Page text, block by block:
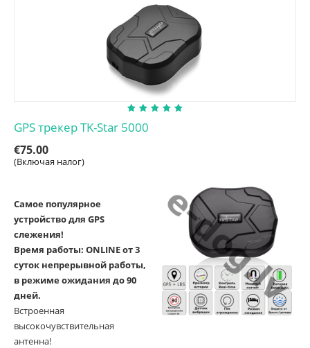
GPS трекер TK-Star 5000
€75.00
(Включая налог)
Самое популярное
устройство для GPS
слежения!
Время работы: ONLINE от 3
суток непрерывной работы,
в режиме ожидания до 90
дней.
Встроенная
высокочувствительная
антенна!